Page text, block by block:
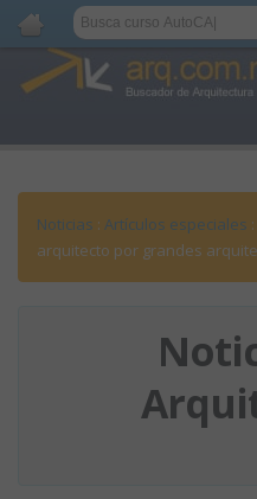
Noticias : Artículos especiales
arquitecto por grandes